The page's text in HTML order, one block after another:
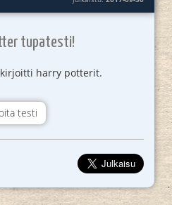
tupatesti!
harry potterit.
testi